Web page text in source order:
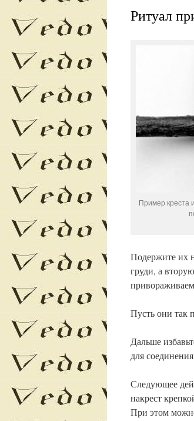
Ритуал
Пример креста
Подержите их
груди, а
Пусть они так
Дальше
для
Следующее
накрест
При этом